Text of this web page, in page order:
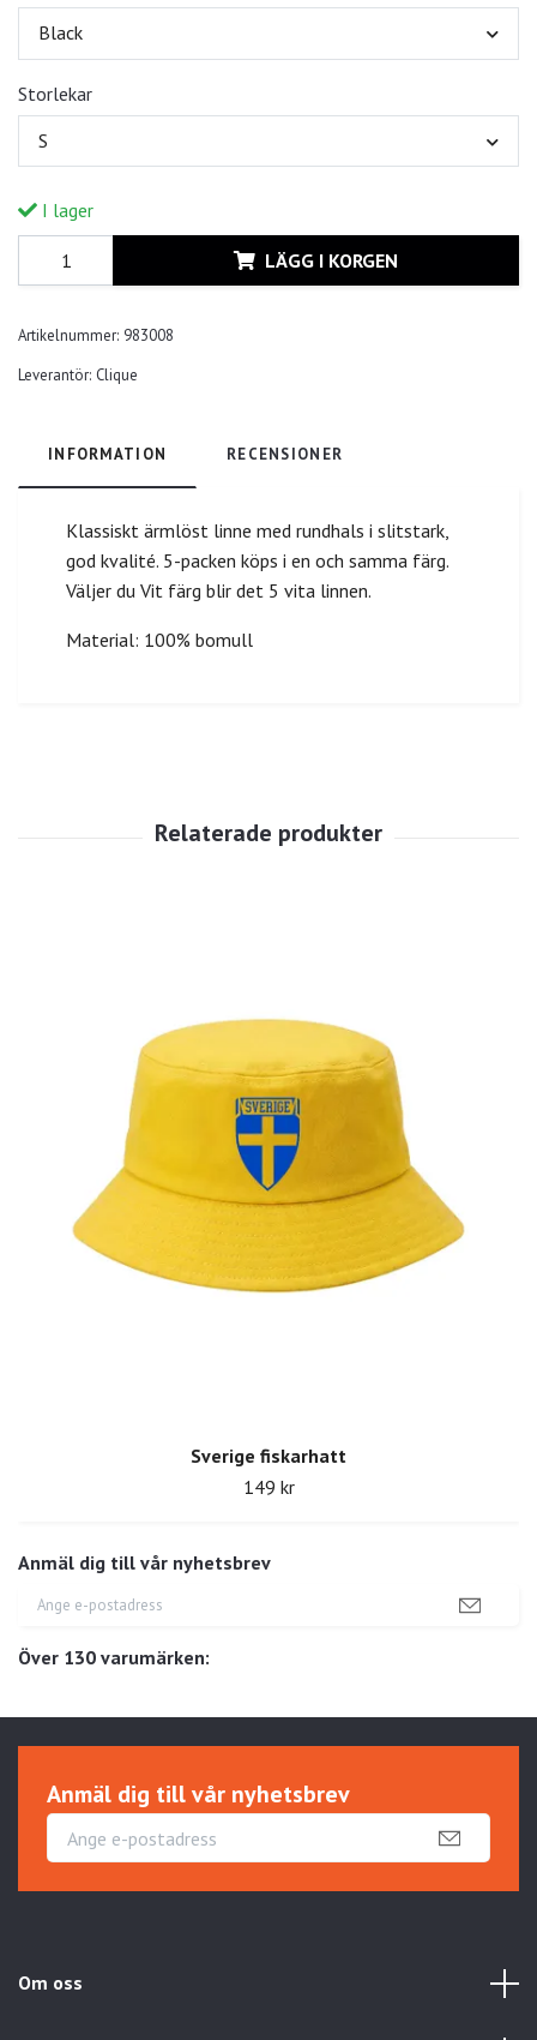
Anmäl dig till vår nyhetsbrev
Över 130 varumärken:
Black
Storlekar
S
I lager
LÄGG I KORGEN
Artikelnummer: 983008
Leverantör: Clique
INFORMATION RECENSIONER
Klassiskt ärmlöst linne med rundhals i slitstark,
god kvalité. 5-packen köps i en och samma färg.
Väljer du Vit färg blir det 5 vita linnen.
Material: 100% bomull
Sverige fiskarhatt
149 kr
Anmäl dig till vår nyhetsbrev
Om oss